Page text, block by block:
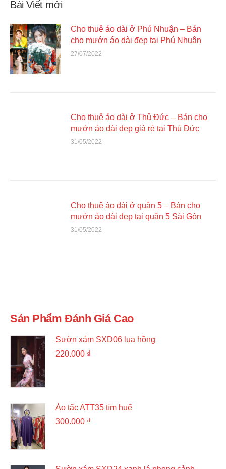
Bài Viết mới
Cho thuê áo dài ở Phú Nhuận – Bán
cho mướn áo dài đẹp tại Phú Nhuận
27/07/2022
Cho thuê áo dài ở Thủ Đức – Bán cho
mướn áo dài đẹp giá rẻ tại Thủ Đức
31/05/2022
Cho thuê áo dài ở quận 5 – Bán cho
mướn áo dài đẹp tại quận 5 Sài Gòn
31/05/2022
Sản Phẩm Đánh Giá Cao
Sườn xám SXD06 lụa hồng
220.000 ₫
Áo tấc ATT35 tím huế
300.000 ₫